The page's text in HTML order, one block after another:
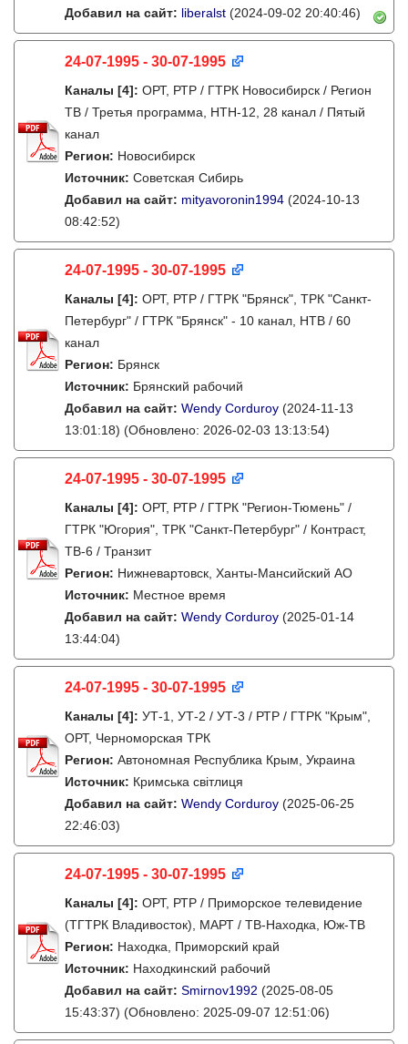
Добавил на сайт: liberalst (2024-09-02 20:40:46)
24-07-1995 - 30-07-1995
Каналы [4]: ОРТ, РТР / ГТРК Новосибирск / Регион
ТВ / Третья программа, НТН-12, 28 канал / Пятый
канал
Регион: Новосибирск
Источник: Советская Сибирь
Добавил на сайт: mityavoronin1994 (2024-10-13
08:42:52)
24-07-1995 - 30-07-1995
Каналы [4]: ОРТ, РТР / ГТРК "Брянск", ТРК "Санкт-
Петербург" / ГТРК "Брянск" - 10 канал, НТВ / 60
канал
Регион: Брянск
Источник: Брянский рабочий
Добавил на сайт: Wendy Corduroy (2024-11-13
13:01:18) (Обновлено: 2026-02-03 13:13:54)
24-07-1995 - 30-07-1995
Каналы [4]: ОРТ, РТР / ГТРК "Регион-Тюмень" /
ГТРК "Югория", ТРК "Санкт-Петербург" / Контраст,
ТВ-6 / Транзит
Регион: Нижневартовск, Ханты-Мансийский АО
Источник: Местное время
Добавил на сайт: Wendy Corduroy (2025-01-14
13:44:04)
24-07-1995 - 30-07-1995
Каналы [4]: УТ-1, УТ-2 / УТ-3 / РТР / ГТРК "Крым",
ОРТ, Черноморская ТРК
Регион: Автономная Республика Крым, Украина
Источник: Кримська світлиця
Добавил на сайт: Wendy Corduroy (2025-06-25
22:46:03)
24-07-1995 - 30-07-1995
Каналы [4]: ОРТ, РТР / Приморское телевидение
(ТГТРК Владивосток), МАРТ / ТВ-Находка, Юж-ТВ
Регион: Находка, Приморский край
Источник: Находкинский рабочий
Добавил на сайт: Smirnov1992 (2025-08-05
15:43:37) (Обновлено: 2025-09-07 12:51:06)